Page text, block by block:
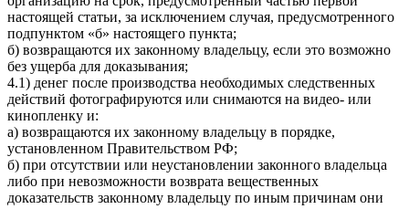
настоящей статьи, за исключением случая, предусмотренного
подпунктом «б» настоящего пункта;
б) возвращаются их законному владельцу, если это возможно
без ущерба для доказывания;
4.1) денег после производства необходимых следственных
действий фотографируются или снимаются на видео- или
кинопленку и:
а) возвращаются их законному владельцу в порядке,
установленном Правительством РФ;
б) при отсутствии или неустановлении законного владельца
либо при невозможности возврата вещественных
доказательств законному владельцу по иным причинам они